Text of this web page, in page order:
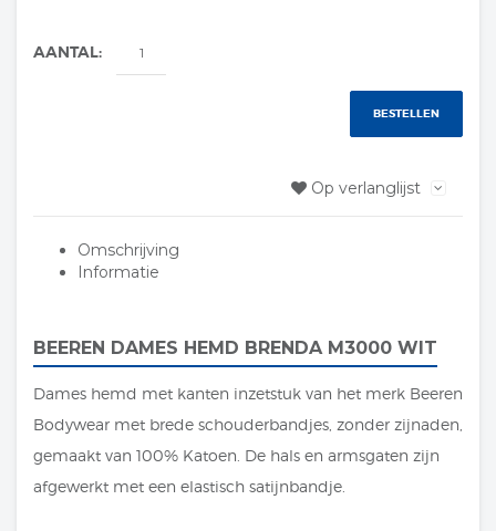
AANTAL:
BESTELLEN
Op verlanglijst
Omschrijving
Informatie
BEEREN DAMES HEMD BRENDA M3000 WIT
Dames hemd met kanten inzetstuk van het merk Beeren
Bodywear met brede schouderbandjes, zonder zijnaden,
gemaakt van 100% Katoen. De hals en armsgaten zijn
afgewerkt met een elastisch satijnbandje.